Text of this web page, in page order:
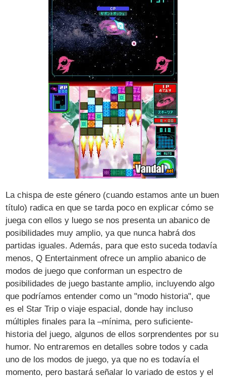
La chispa de este género (cuando estamos ante un buen
título) radica en que se tarda poco en explicar cómo se
juega con ellos y luego se nos presenta un abanico de
posibilidades muy amplio, ya que nunca habrá dos
partidas iguales. Además, para que esto suceda todavía
menos, Q Entertainment ofrece un amplio abanico de
modos de juego que conforman un espectro de
posibilidades de juego bastante amplio, incluyendo algo
que podríamos entender como un "modo historia", que
es el Star Trip o viaje espacial, donde hay incluso
múltiples finales para la –mínima, pero suficiente-
historia del juego, algunos de ellos sorprendentes por su
humor. No entraremos en detalles sobre todos y cada
uno de los modos de juego, ya que no es todavía el
momento, pero bastará señalar lo variado de estos y el